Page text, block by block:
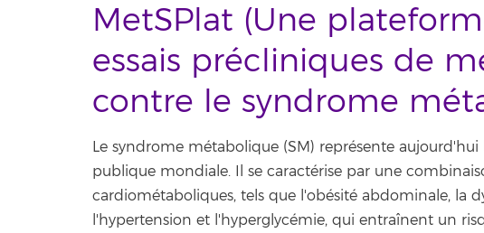
MetSPlat (Une
essais précliniques de
contre le syndrome
Le syndrome métabolique (SM) représente
publique mondiale. Il se caractérise par une
cardiométaboliques, tels que l'obésité abdominale, la
l'hypertension et l'hyperglycémie, qui entraînent un